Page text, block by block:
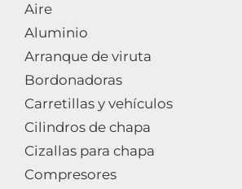
Aire
Aluminio
Arranque de viruta
Bordonadoras
Carretillas y vehículos
Cilindros de chapa
Cizallas para chapa
Compresores